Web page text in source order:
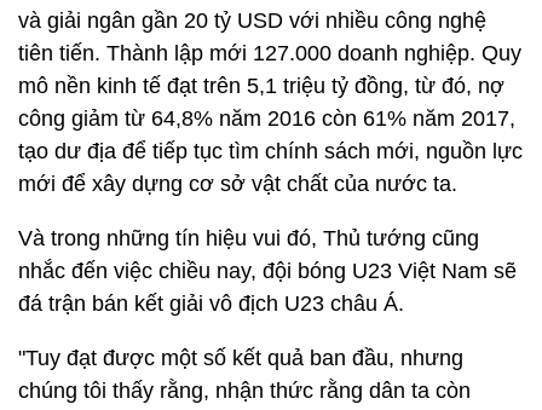
và giải ngân gần 20 tỷ USD với nhiều công nghệ
tiên tiến. Thành lập mới 127.000 doanh nghiệp. Quy
mô nền kinh tế đạt trên 5,1 triệu tỷ đồng, từ đó, nợ
công giảm từ 64,8% năm 2016 còn 61% năm 2017,
tạo dư địa để tiếp tục tìm chính sách mới, nguồn lực
mới để xây dựng cơ sở vật chất của nước ta.
Và trong những tín hiệu vui đó, Thủ tướng cũng
nhắc đến việc chiều nay, đội bóng U23 Việt Nam sẽ
đá trận bán kết giải vô địch U23 châu Á.
"Tuy đạt được một số kết quả ban đầu, nhưng
chúng tôi thấy rằng, nhận thức rằng dân ta còn